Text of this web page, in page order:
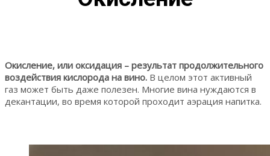
Окисление, или оксидация – результат продолжительного
воздействия кислорода на вино. В целом этот активный
газ может быть даже полезен. Многие вина нуждаются в
декантации, во время которой проходит аэрация напитка.